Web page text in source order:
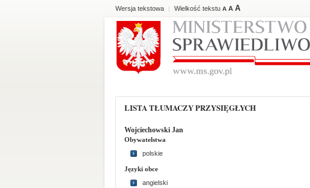
Wersja tekstowa | Wielkość tekstu A A A
LISTA TŁUMACZY PRZYSIĘGŁYCH
Wojciechowski Jan
Obywatelstwa
polskie
Języki obce
angielski